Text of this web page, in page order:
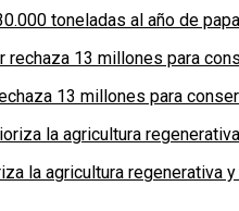
toneladas al año de
13 millones para
la agricultura regenerativa